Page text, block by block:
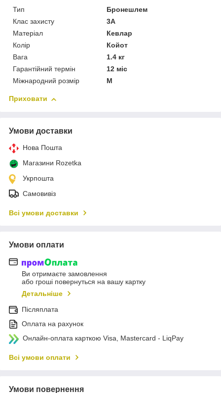
Тип
Бронешлем
Клас захисту
3А
Матеріал
Кевлар
Колір
Койот
Вага
1.4 кг
Гарантійний термін
12 міс
Міжнародний розмір
M
Приховати
Умови доставки
Нова Пошта
Магазини Rozetka
Укрпошта
Самовивіз
Всі умови доставки
Умови оплати
Ви отримаєте замовлення
або гроші повернуться на вашу картку
Детальніше
Післяплата
Оплата на рахунок
Онлайн-оплата карткою Visa, Mastercard - LiqPay
Всі умови оплати
Умови повернення